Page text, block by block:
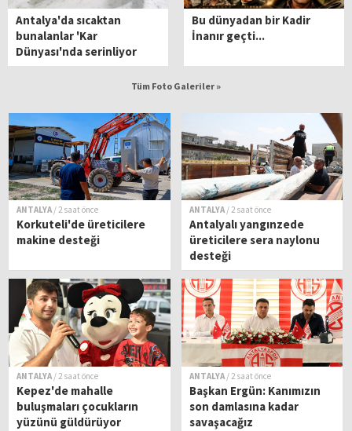
Antalya'da sıcaktan
bunalanlar 'Kar
Dünyası'nda serinliyor
Bu dünyadan bir Kadir
İnanır geçti...
Tüm Foto Galeriler »
ANTALYA / 2 saat önce
Korkuteli'de üreticilere
makine desteği
ANTALYA / 2 saat önce
Antalyalı yangınzede
üreticilere sera naylonu
desteği
ANTALYA / 2 saat önce
Kepez'de mahalle
buluşmaları çocukların
yüzünü güldürüyor
ANTALYA / 2 saat önce
Başkan Ergün: Kanımızın
son damlasına kadar
savaşacağız